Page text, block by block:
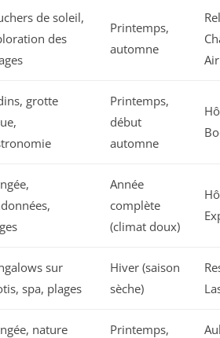
de soleil,
des
Printemps,
automne
grotte
Printemps,
début
automne
Année
complète
(climat doux)
sur
spa, plages
Hiver (saison
sèche)
nature
Printemps,